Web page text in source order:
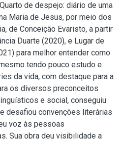
de despejo: diário de uma
Maria de Jesus, por meio dos
de Conceição Evaristo, a partir
Duarte (2020), e Lugar de
para melhor entender como
tendo pouco estudo e
da vida, com destaque para a
os diversos preconceitos
e social, conseguiu
desafiou convenções literárias
voz às pessoas
Sua obra deu visibilidade a